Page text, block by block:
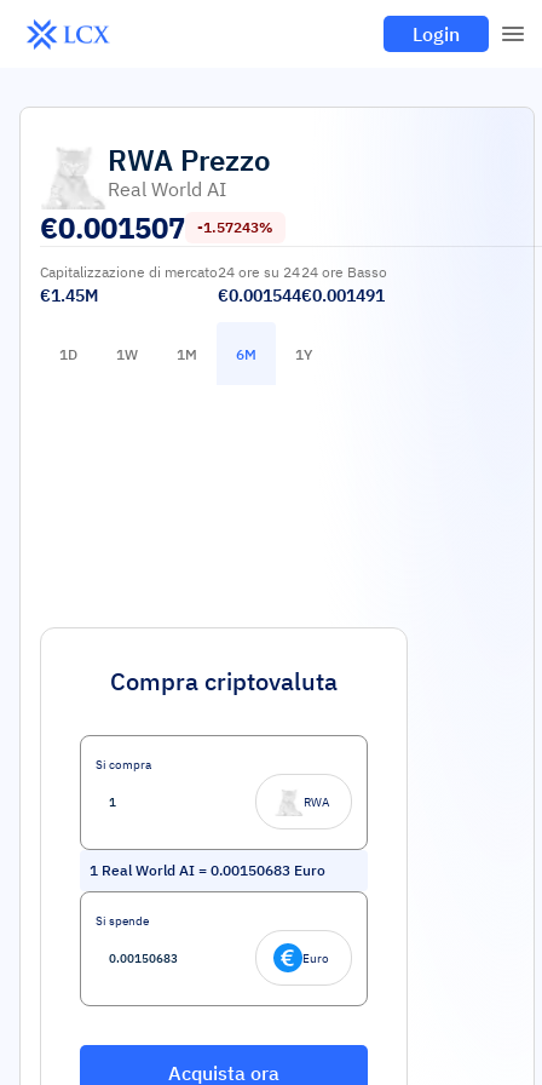
Login
RWA Prezzo
Real World AI
€0.001507 -1.57243%
Capitalizzazione di mercato
€1.45M
24 ore su 24
€0.001544
24 ore Basso
€0.001491
1D 1W 1M 6M 1Y
Compra criptovaluta
Si compra
RWA
1 Real World AI = 0.00150683 Euro
Si spende
Euro
Acquista ora